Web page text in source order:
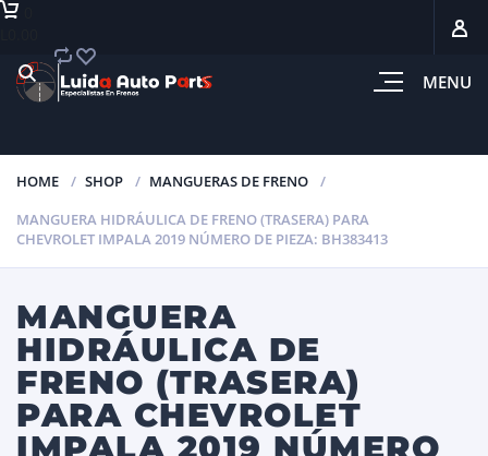
MENU
HOME SHOP
MANGUERAS DE FRENO
MANGUERA HIDRÁULICA DE FRENO (TRASERA) PARA
CHEVROLET IMPALA 2019 NÚMERO DE PIEZA: BH383413
MANGUERA
HIDRÁULICA DE
FRENO (TRASERA)
PARA CHEVROLET
IMPALA 2019 NÚMERO